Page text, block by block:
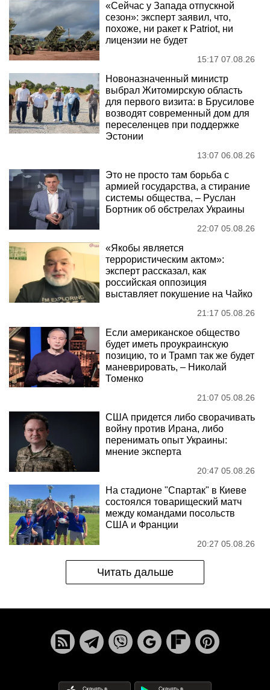
«Сейчас у Запада отпускной
сезон»: эксперт заявил, что,
похоже, ни ракет к Patriot, ни
лицензии не будет
15:17 07.08.26
Новоназначенный министр
выбрал Житомирскую область
для первого визита: в Брусилове
возводят современный дом для
переселенцев при поддержке
Эстонии
13:07 06.08.26
Это не просто там борьба с
армией государства, а стирание
системы общества, – Руслан
Бортник об обстрелах Украины
22:07 05.08.26
«Якобы является
террористическим актом»:
эксперт рассказал, как
российская оппозиция
выставляет покушение на Чайко
21:17 05.08.26
Если американское общество
будет иметь проукраинскую
позицию, то и Трамп так же будет
маневрировать, – Николай
Томенко
21:07 05.08.26
США придется либо сворачивать
войну против Ирана, либо
перенимать опыт Украины:
мнение эксперта
20:47 05.08.26
На стадионе "Спартак" в Киеве
состоялся товарищеский матч
между командами посольств
США и Франции
20:27 05.08.26
Читать дальше